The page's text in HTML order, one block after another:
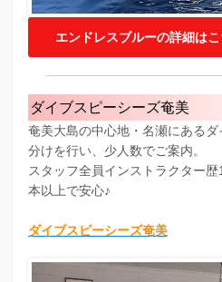
エンドレスブルーの詳細は
ダイブスピーシーズ奄美
奄美大島の中心地・名瀬にある
分けを行い、少人数でご案内。
スタッフ全員インストラクター
本以上で安心♪
ダイブスピーシーズ奄美